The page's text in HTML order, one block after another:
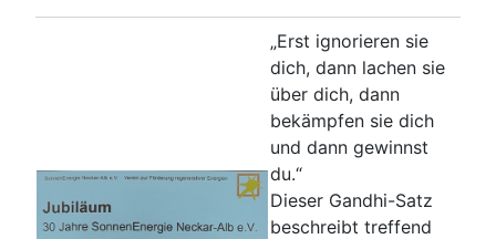
„Erst ignorieren sie
dich, dann lachen sie
über dich, dann
bekämpfen sie dich
und dann gewinnst
du.“
Dieser Gandhi-Satz
beschreibt treffend